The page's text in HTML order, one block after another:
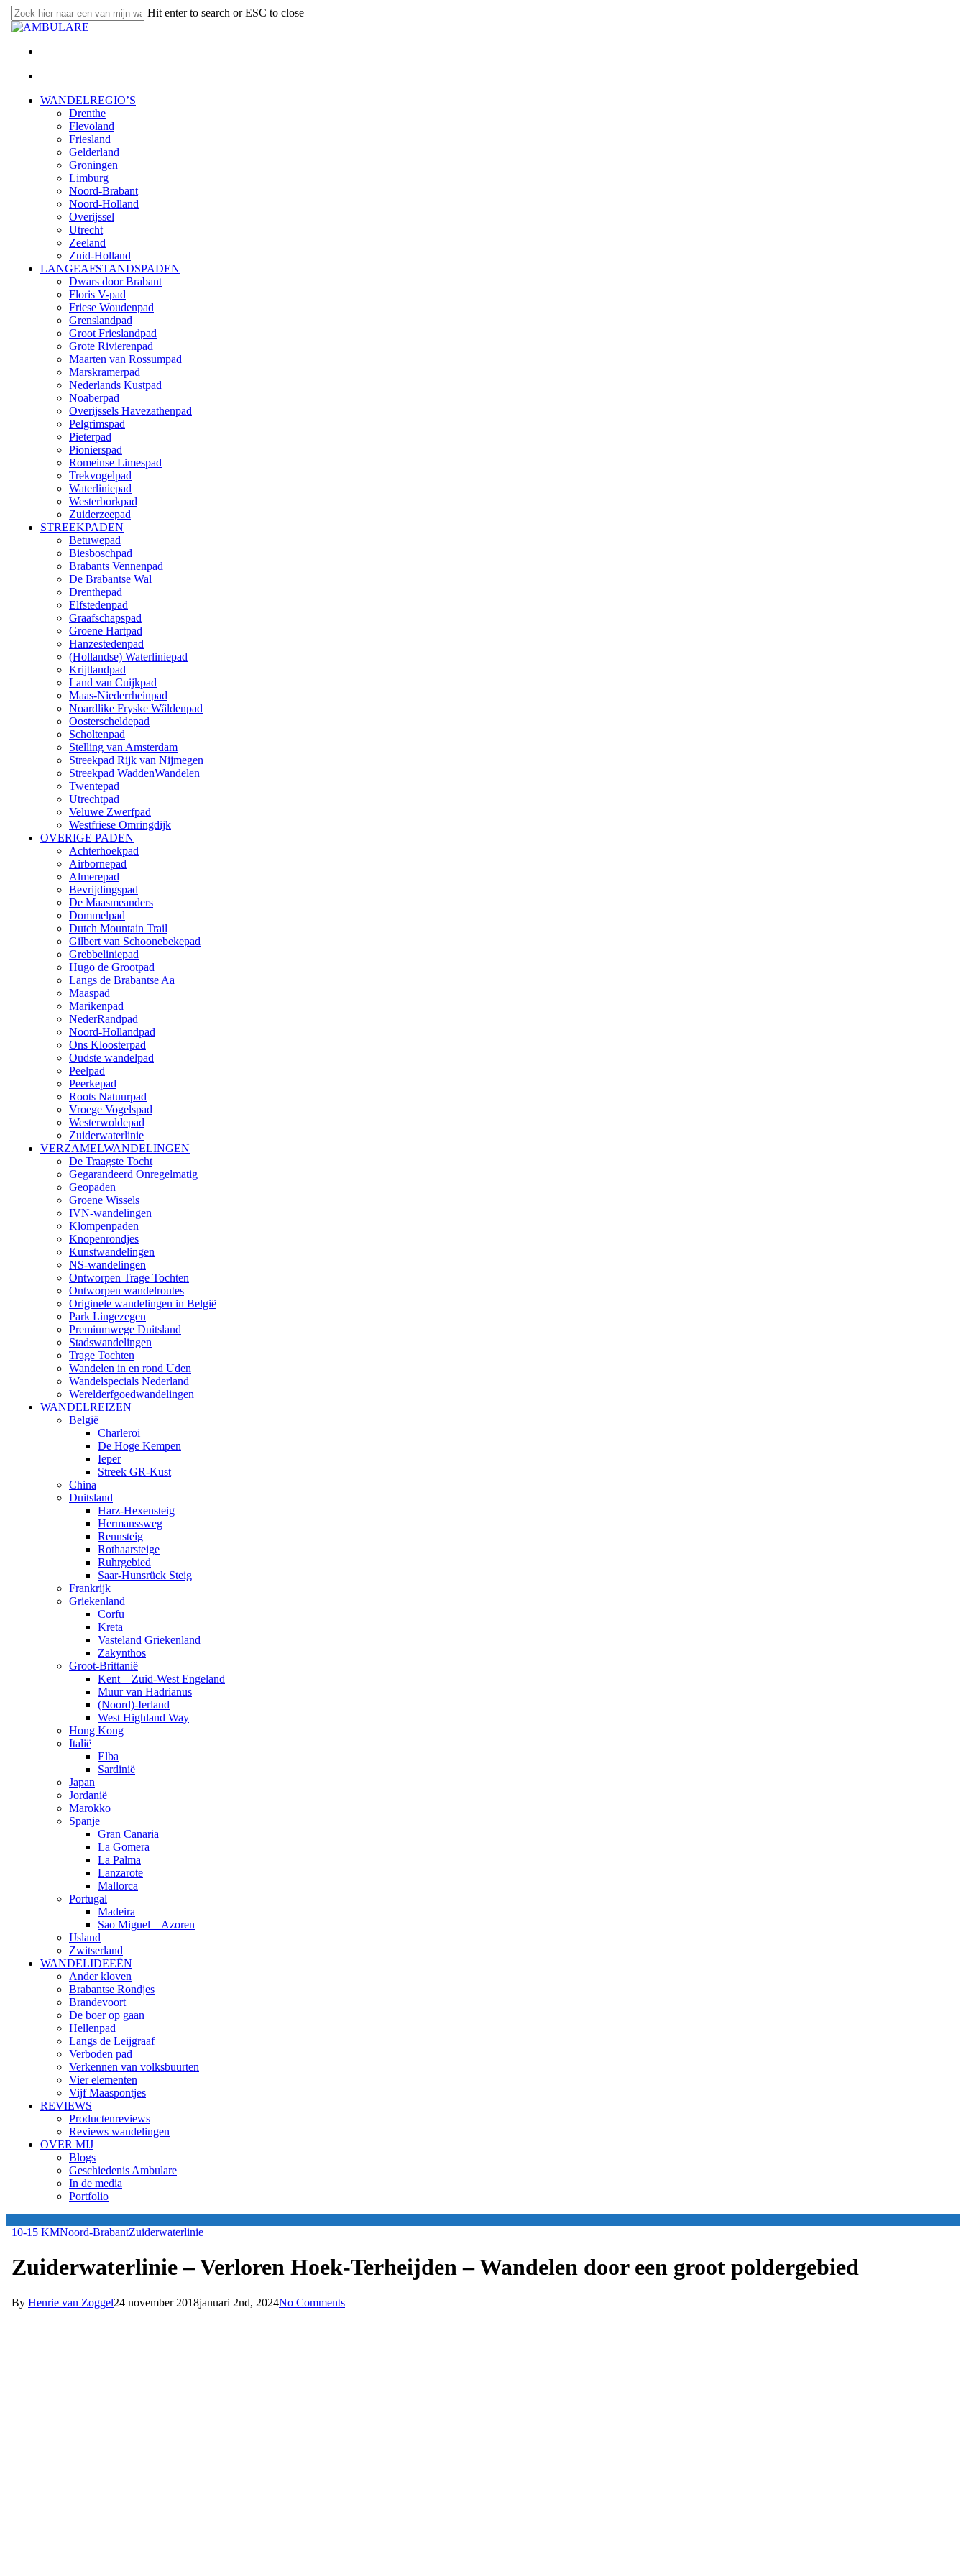
Skip
to
content
Hit enter to search or ESC to close
Close
Menu
search
Menu
WANDELREGIO’S
Drenthe
Flevoland
Friesland
Gelderland
Groningen
Limburg
Noord-Brabant
Noord-Holland
Overijssel
Utrecht
Zeeland
Zuid-Holland
LANGEAFSTANDSPADEN
Dwars door Brabant
Floris V-pad
Friese Woudenpad
Grenslandpad
Groot Frieslandpad
Grote Rivierenpad
Maarten van Rossumpad
Marskramerpad
Nederlands Kustpad
Noaberpad
Overijssels Havezathenpad
Pelgrimspad
Pieterpad
Pionierspad
Romeinse Limespad
Trekvogelpad
Waterliniepad
Westerborkpad
Zuiderzeepad
STREEKPADEN
Betuwepad
Biesboschpad
Brabants Vennenpad
De Brabantse Wal
Drenthepad
Elfstedenpad
Graafschapspad
Groene Hartpad
Hanzestedenpad
(Hollandse) Waterliniepad
Krijtlandpad
Land van Cuijkpad
Maas-Niederrheinpad
Noardlike Fryske Wâldenpad
Oosterscheldepad
Scholtenpad
Stelling van Amsterdam
Streekpad Rijk van Nijmegen
Streekpad WaddenWandelen
Twentepad
Utrechtpad
Veluwe Zwerfpad
Westfriese Omringdijk
OVERIGE PADEN
Achterhoekpad
Airbornepad
Almerepad
Bevrijdingspad
De Maasmeanders
Dommelpad
Dutch Mountain Trail
Gilbert van Schoonebekepad
Grebbeliniepad
Hugo de Grootpad
Langs de Brabantse Aa
Maaspad
Marikenpad
NederRandpad
Noord-Hollandpad
Ons Kloosterpad
Oudste wandelpad
Peelpad
Peerkepad
Roots Natuurpad
Vroege Vogelspad
Westerwoldepad
Zuiderwaterlinie
VERZAMELWANDELINGEN
De Traagste Tocht
Gegarandeerd Onregelmatig
Geopaden
Groene Wissels
IVN-wandelingen
Klompenpaden
Knopenrondjes
Kunstwandelingen
NS-wandelingen
Ontworpen Trage Tochten
Ontworpen wandelroutes
Originele wandelingen in België
Park Lingezegen
Premiumwege Duitsland
Stadswandelingen
Trage Tochten
Wandelen in en rond Uden
Wandelspecials Nederland
Werelderfgoedwandelingen
WANDELREIZEN
België
Charleroi
De Hoge Kempen
Ieper
Streek GR-Kust
China
Duitsland
Harz-Hexensteig
Hermanssweg
Rennsteig
Rothaarsteige
Ruhrgebied
Saar-Hunsrück Steig
Frankrijk
Griekenland
Corfu
Kreta
Vasteland Griekenland
Zakynthos
Groot-Brittanië
Kent – Zuid-West Engeland
Muur van Hadrianus
(Noord)-Ierland
West Highland Way
Hong Kong
Italië
Elba
Sardinië
Japan
Jordanië
Marokko
Spanje
Gran Canaria
La Gomera
La Palma
Lanzarote
Mallorca
Portugal
Madeira
Sao Miguel – Azoren
IJsland
Zwitserland
WANDELIDEEËN
Ander kloven
Brabantse Rondjes
Brandevoort
De boer op gaan
Hellenpad
Langs de Leijgraaf
Verboden pad
Verkennen van volksbuurten
Vier elementen
Vijf Maaspontjes
REVIEWS
Productenreviews
Reviews wandelingen
OVER MIJ
Blogs
Geschiedenis Ambulare
In de media
Portfolio
10-15 KMNoord-BrabantZuiderwaterlinie
Zuiderwaterlinie – Verloren Hoek-Terheijden – Wandelen door een groot poldergebied
By Henrie van Zoggel24 november 2018januari 2nd, 2024No Comments